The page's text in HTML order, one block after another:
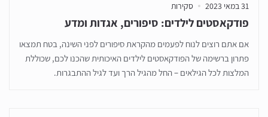
31 במאי 2023 סקירות
פודקאסטים לילדים: סיפורים, אגדות ומדע
אם אתם רוצים לנוח לפעמים מהקראת סיפורים לפני השינה, בטח תמצאו
פתרון ברשימה של הפודקאסטים לילדים האיכותית שהכנו לכם, שכוללת
המלצות לכל הגילאים – החל מהגיל הרך ועד לגיל ההתבגרות.